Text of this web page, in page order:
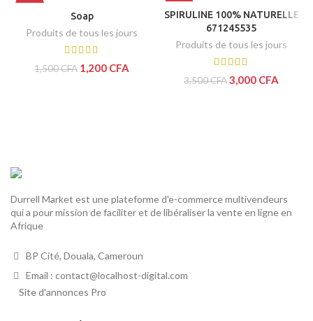
-20%
Soap
Produits de tous les jours
1,500CFA 1,200 CFA
SPIRULINE 100% NATURELLE
671245535
Produits de tous les jours
3,500CFA3,000 CFA
Durrell Market est une plateforme d'e-commerce multivendeurs
qui a pour mission de faciliter et de libéraliser la vente en ligne en
Afrique
BP Cité, Douala, Cameroun
Email : contact@localhost-digital.com
Site d'annonces Pro